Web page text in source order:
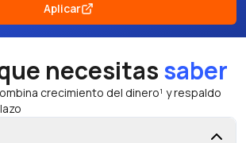
Aplicar
necesitassaber
crecimiento del dinero¹ y respaldo